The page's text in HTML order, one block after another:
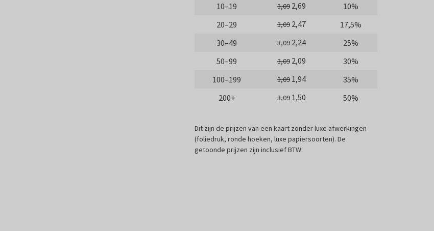
10–19
3,09 2,69
10%
20–29
3,09 2,47
17,5%
30–49
3,09 2,24
25%
50–99
3,09 2,09
30%
100–199
3,09 1,94
35%
200+
3,09 1,50 50%
Dit zijn de prijzen van een kaart zonder luxe afwerkingen
(foliedruk, ronde hoeken, luxe papiersoorten). De
getoonde prijzen zijn inclusief BTW.